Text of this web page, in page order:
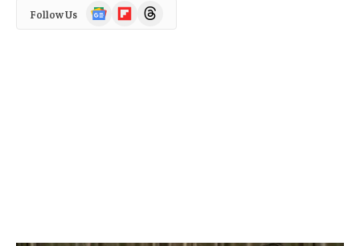
Follow Us
Google
News
FlipboardThreads